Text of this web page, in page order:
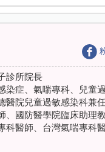
診所院長
染症、氣喘專科、兒童
醫院兒童過敏感染科兼
、國防醫學院臨床助理
科醫師、台灣氣喘專科